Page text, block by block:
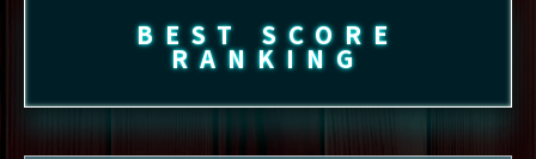
BEST SCORE
RANKING